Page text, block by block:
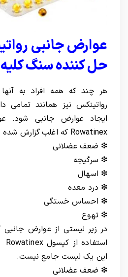
عوارض جانبی
حل کننده سنگ
هر چند که همه افراد به
رواتینکس نیز همانند تمامی
ایجاد عوارض جانبی شود.
Rowatinex که اغلب گزارش شده
❇ ضعف عضلانی
❇ سرگیجه
❇ اسهال
❇ درد معده
❇ احساس خستگی
❇ تهوع
در زیر لیستی از عوارض
این یک لیست جامع نیست.
❇ ضعف عضلانی